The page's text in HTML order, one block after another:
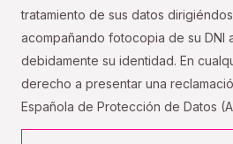
tratamiento de sus datos
acompañando fotocopia de su DNI
debidamente su identidad. En
derecho a presentar una
Española de Protección de Datos